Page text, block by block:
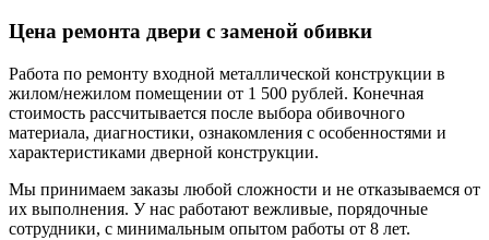
Цена ремонта двери с заменой обивки
Работа по ремонту входной металлической конструкции в
жилом/нежилом помещении от 1 500 рублей. Конечная
стоимость рассчитывается после выбора обивочного
материала, диагностики, ознакомления с особенностями и
характеристиками дверной конструкции.
Мы принимаем заказы любой сложности и не отказываемся от
их выполнения. У нас работают вежливые, порядочные
сотрудники, с минимальным опытом работы от 8 лет.